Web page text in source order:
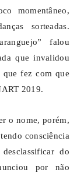
momentâneo,
sorteadas.
falou
que invalidou
que fez com que
2019.
o nome, porém,
consciência
do
por não